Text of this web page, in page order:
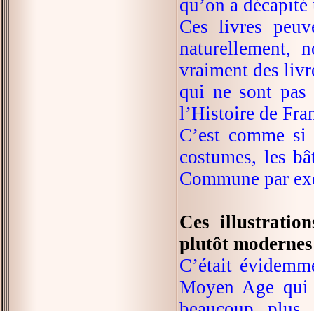
qu’on a
Ces livres
naturellement,
vraiment des
qui ne sont pas
l’Histoire de
C’est comme
costumes, les
Commune par
Ces
plutôt
C’était
Moyen Age qui